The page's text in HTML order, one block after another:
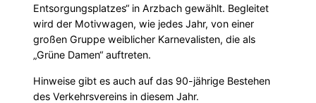
Entsorgungsplatzes“ in Arzbach gewählt. Begleitet
wird der Motivwagen, wie jedes Jahr, von einer
großen Gruppe weiblicher Karnevalisten, die als
„Grüne Damen“ auftreten.
Hinweise gibt es auch auf das 90-jährige Bestehen
des Verkehrsvereins in diesem Jahr.